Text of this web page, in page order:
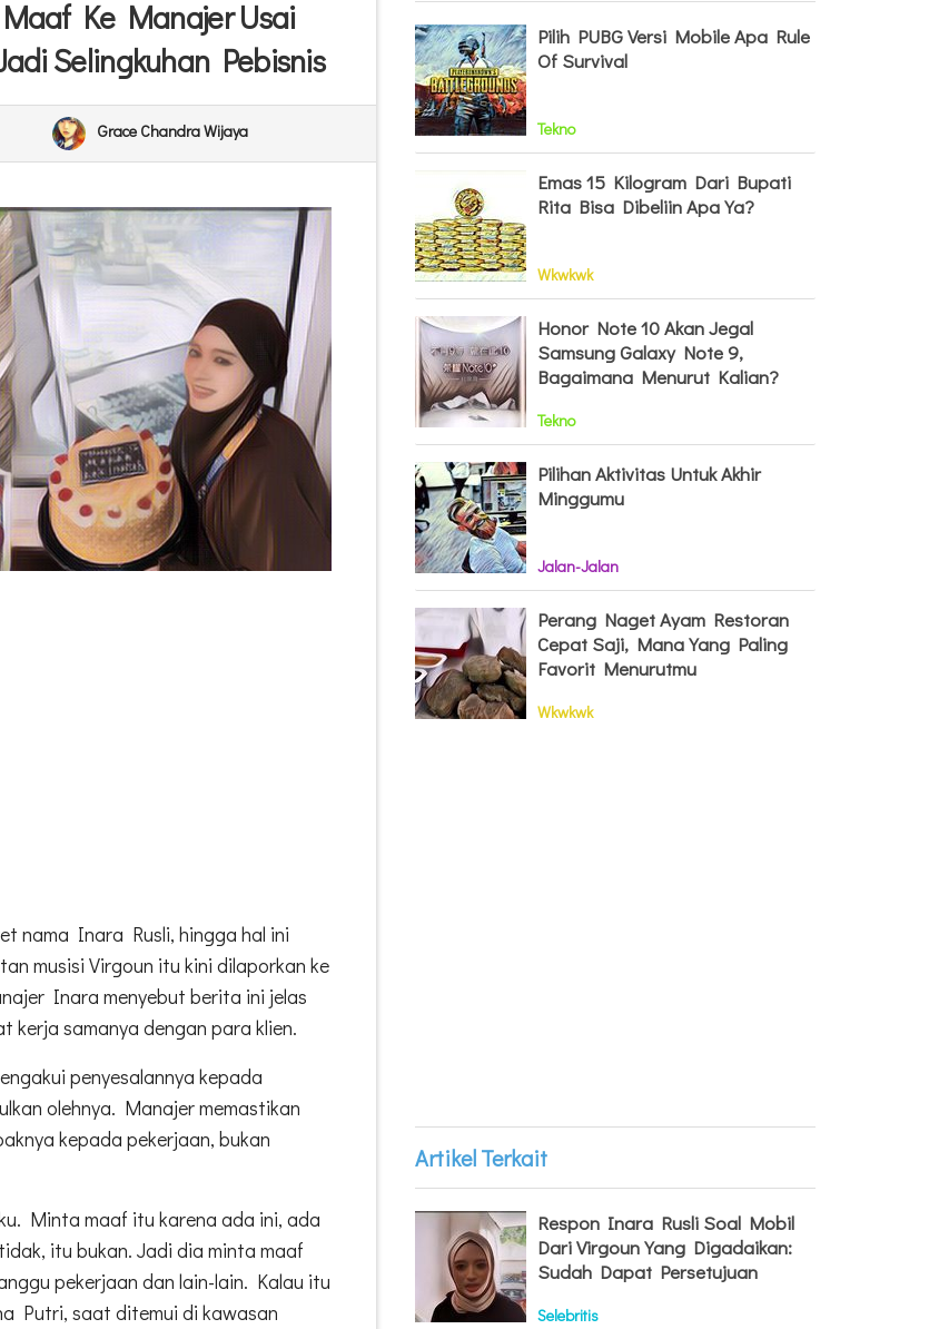
Ke Manajer Usai
Selingkuhan Pebisnis
Grace Chandra Wijaya
nama Inara Rusli, hingga hal ini
musisi Virgoun itu kini dilaporkan ke
Inara menyebut berita ini jelas
kerja samanya dengan para klien.
penyesalannya kepada
olehnya. Manajer memastikan
kepada pekerjaan, bukan
Minta maaf itu karena ada ini, ada
itu bukan. Jadi dia minta maaf
pekerjaan dan lain-lain. Kalau itu
Putri, saat ditemui di kawasan
Pilih PUBG Versi Mobile Apa Rule
Of Survival
Tekno
Emas 15 Kilogram Dari Bupati
Rita Bisa Dibeliin Apa Ya?
Wkwkwk
Honor Note 10 Akan Jegal
Samsung Galaxy Note 9,
Bagaimana Menurut Kalian?
Tekno
Pilihan Aktivitas Untuk Akhir
Minggumu
Jalan-Jalan
Perang Naget Ayam Restoran
Cepat Saji, Mana Yang Paling
Favorit Menurutmu
Wkwkwk
Artikel Terkait
Respon Inara Rusli Soal Mobil
Dari Virgoun Yang Digadaikan:
Sudah Dapat Persetujuan
Selebritis